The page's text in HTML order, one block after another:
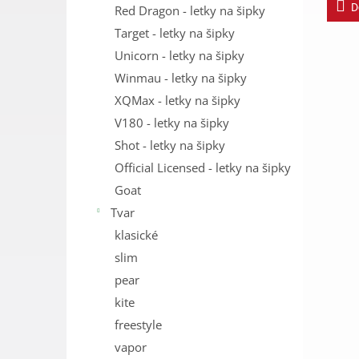
Red Dragon - letky na šipky
Target - letky na šipky
Unicorn - letky na šipky
Winmau - letky na šipky
XQMax - letky na šipky
V180 - letky na šipky
Shot - letky na šipky
Official Licensed - letky na šipky
Goat
Tvar
klasické
slim
pear
kite
freestyle
vapor